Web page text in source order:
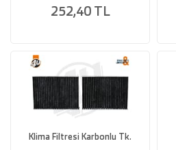
252,40 TL
Klima Filtresi Karbonlu Tk.